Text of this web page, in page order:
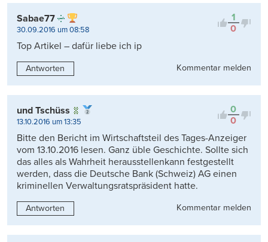
1
0
Sabae77
30.09.2016 um 08:58
Top Artikel – dafür liebe ich ip
Antworten Kommentar melden
0
0
und Tschüss
13.10.2016 um 13:35
Bitte den Bericht im Wirtschaftsteil des Tages-Anzeiger
vom 13.10.2016 lesen. Ganz üble Geschichte. Sollte sich
das alles als Wahrheit herausstellenkann festgestellt
werden, dass die Deutsche Bank (Schweiz) AG einen
kriminellen Verwaltungsratspräsident hatte.
Antworten Kommentar melden